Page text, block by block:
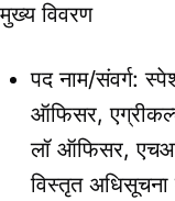
मुख्य विवरण
पद नाम/संवर्ग:
ऑफिसर,
लॉ ऑफिसर,
विस्तृत